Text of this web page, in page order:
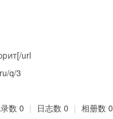
url
q/3
数 0 | 日志数 0 | 相册数 0